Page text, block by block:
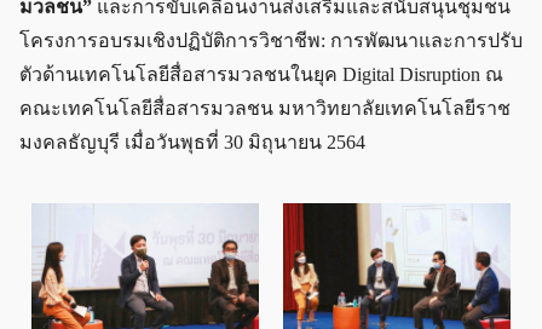
มวลชน” และการขับเคลื่อนงานส่งเสริมและสนับสนุนชุมชน
โครงการอบรมเชิงปฏิบัติการวิชาชีพ: การพัฒนาและการปรับ
ตัวด้านเทคโนโลยีสื่อสารมวลชนในยุค Digital Disruption ณ
คณะเทคโนโลยีสื่อสารมวลชน มหาวิทยาลัยเทคโนโลยีราช
มงคลธัญบุรี เมื่อวันพุธที่ 30 มิถุนายน 2564